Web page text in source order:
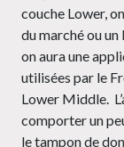
couche Lower,
du marché ou
on aura une
utilisées par le
Lower Middle.
comporter un
le tampon de